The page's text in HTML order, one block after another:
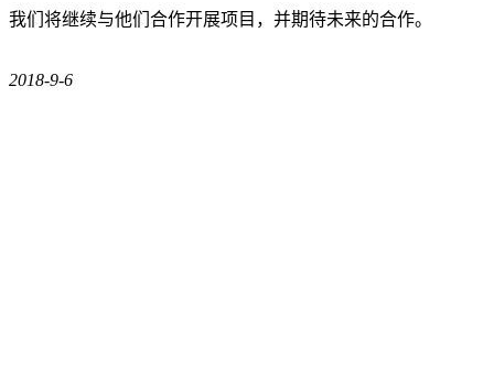
我们将继续与他们合作开展项目，并期待未来的合作。
2018-9-6